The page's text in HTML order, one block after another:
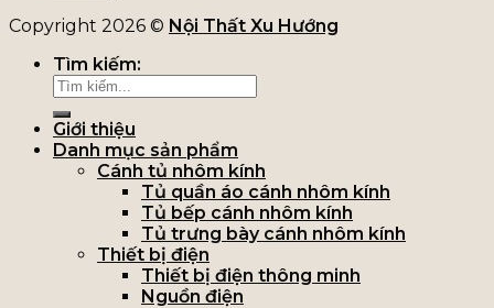
Copyright 2026 © Nội Thất Xu Hướng
Tìm kiếm:
Giới thiệu
Danh mục sản phẩm
Cánh tủ nhôm kính
Tủ quần áo cánh nhôm kính
Tủ bếp cánh nhôm kính
Tủ trưng bày cánh nhôm kính
Thiết bị điện
Thiết bị điện thông minh
Nguồn điện